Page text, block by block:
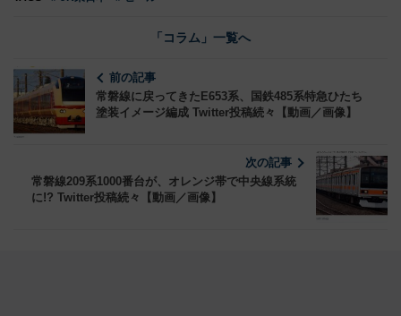
「コラム」一覧へ
前の記事
常磐線に戻ってきたE653系、国鉄485系特急ひたち
塗装イメージ編成 Twitter投稿続々【動画／画像】
次の記事
常磐線209系1000番台が、オレンジ帯で中央線系統
に!? Twitter投稿続々【動画／画像】